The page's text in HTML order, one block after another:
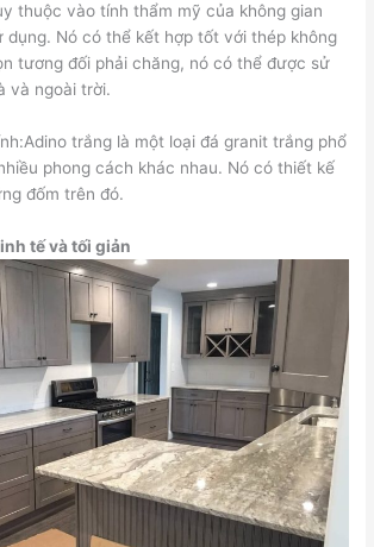
thuộc vào tính thẩm mỹ của không gian
dụng. Nó có thể kết hợp tốt với thép không
tương đối phải chăng, nó có thể được sử
và ngoài trời.
trắng là một loại đá granit trắng phổ
phong cách khác nhau. Nó có thiết kế
đốm trên đó.
tế và tối giản